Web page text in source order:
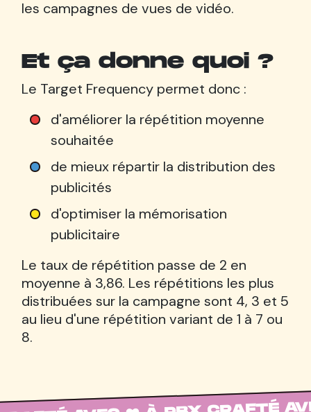
les campagnes de vues de vidéo.
Et ça donne quoi ?
Le Target Frequency permet donc :
d'améliorer la répétition moyenne
souhaitée
de mieux répartir la distribution des
publicités
d'optimiser la mémorisation
publicitaire
Le taux de répétition passe de 2 en
moyenne à 3,86. Les répétitions les plus
distribuées sur la campagne sont 4, 3 et 5
au lieu d'une répétition variant de 1 à 7 ou
8.
AVEC ❤️ À RBX CRAFTÉ